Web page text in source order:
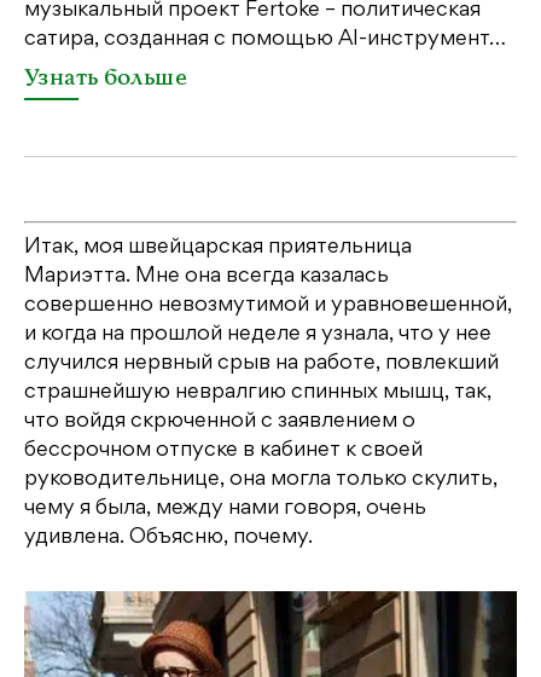
музыкальный проект Fertoke – политическая
сатира, созданная с помощью AI-инструмент…
Узнать больше
Итак, моя швейцарская приятельница
Мариэтта. Мне она всегда казалась
совершенно невозмутимой и уравновешенной,
и когда на прошлой неделе я узнала, что у нее
случился нервный срыв на работе, повлекший
страшнейшую невралгию спинных мышц, так,
что войдя скрюченной с заявлением о
бессрочном отпуске в кабинет к своей
руководительнице, она могла только скулить,
чему я была, между нами говоря, очень
удивлена. Объясню, почему.